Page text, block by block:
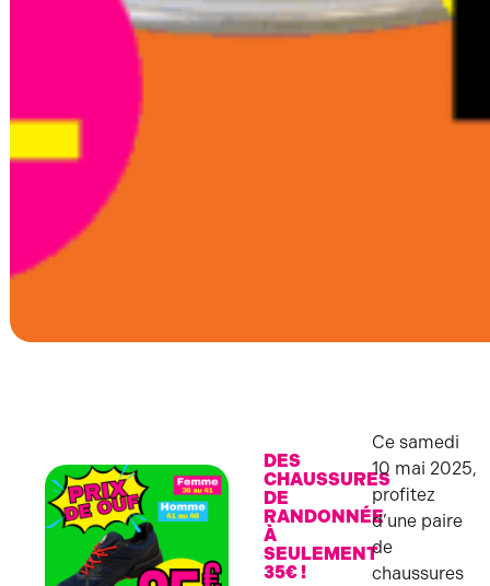
DES
CHAUSSURES
DE
RANDONNÉE
À
SEULEMENT
35€ !
Ce samedi
10 mai 2025,
profitez
d’une paire
de
chaussures